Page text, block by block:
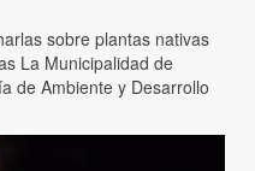
sobre plantas nativas
La Municipalidad de
de Ambiente y Desarrollo